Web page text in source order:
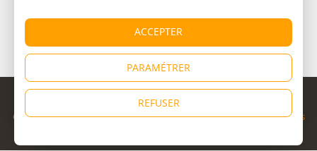
© Copyright 1998 - 2026
Cybevasion|Mentions légales|Confidentialité|CGU|Informations
ACCEPTER
PARAMÉTRER
REFUSER